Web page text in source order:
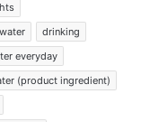
drinking
everyday
(product ingredient)